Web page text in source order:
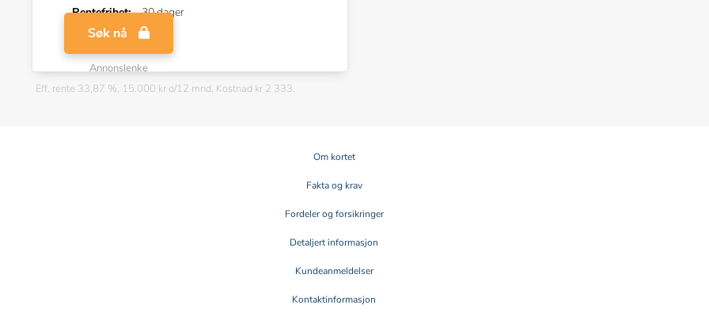
Rentefrihet:
30 dager
Søk nå
Annonslenke
Eff. rente 33,87 %, 15.000 kr o/12 mnd. Kostnad kr 2 333.
Om kortet
Fakta og krav
Fordeler og forsikringer
Detaljert informasjon
Kundeanmeldelser
Kontaktinformasjon